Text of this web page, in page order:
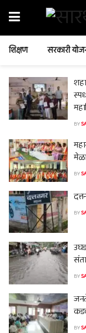
शिक्षण सरकारी
BY
BY
BY
BY
BY